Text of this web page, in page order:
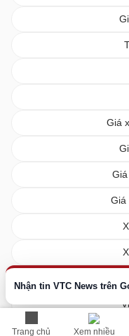
Trang chủ Xem nhiều
Nhận tin VTC News trên
Giá
Giá